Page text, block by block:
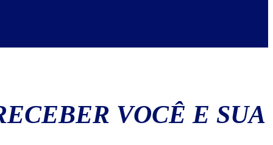
class VOCÊ E SUA